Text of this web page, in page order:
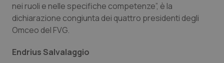
Quotidiano Pediatria
Rene & patologie urogenitali
nei ruoli e nelle specifiche competenze”, è la
dichiarazione congiunta dei quattro presidenti degli
Omceo del FVG.
Endrius Salvalaggio